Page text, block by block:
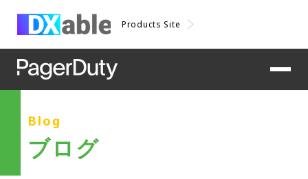
Products Site
Blog
ブログ